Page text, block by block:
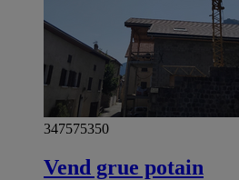
347575350
Vend grue potain